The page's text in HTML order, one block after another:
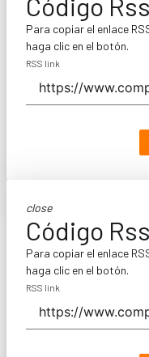
Para copiar el enlace
haga clic en el botón.
RSS link
close
Código Rss
Para copiar el enlace
haga clic en el botón.
RSS link